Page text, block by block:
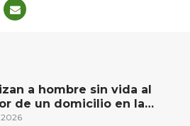
a hombre sin vida al
de un domicilio en la
El Rodeo, San Juan del